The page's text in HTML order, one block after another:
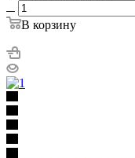
В корзину